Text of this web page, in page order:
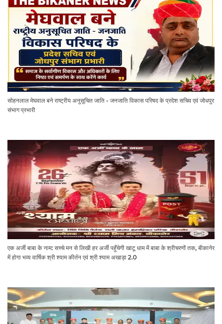
सोहनलाल मेघवाल बने राष्ट्रीय अनुसूचित जाति - जनजाति विकास परिषद के प्रदेश सचिव एवं जोधपुर
संभाग प्रभारी
एक अर्जी बाबा के नाम: सच्चे मन से लिखी हर अर्जी पहुँचेगी खाटू धाम में बाबा के श्रीचरणों तक, बीकानेर
में होगा भव्य वार्षिक श्री श्याम कीर्तन एवं श्री श्याम अखाड़ा 2.0